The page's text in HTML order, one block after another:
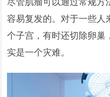
容易复发的。对于一些人
个子宫，有时还切除卵巢
实是一个灾难。